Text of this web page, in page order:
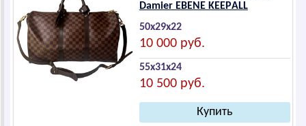
Dаmiеr ЕBЕNЕ KЕЕPАLL
50х29х22
10 000 руб.
55х31х24
10 500 руб.